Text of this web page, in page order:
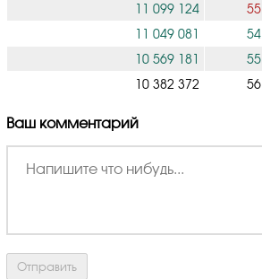
11 099 124
55
11 049 081
54
10 569 181
55
10 382 372
56
Ваш комментарий